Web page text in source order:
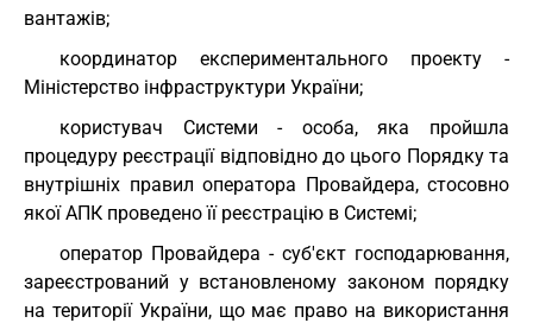
вантажів;
координатор експериментального проекту -
Міністерство інфраструктури України;
користувач Системи - особа, яка пройшла
процедуру реєстрації відповідно до цього Порядку та
внутрішніх правил оператора Провайдера, стосовно
якої АПК проведено її реєстрацію в Системі;
оператор Провайдера - суб'єкт господарювання,
зареєстрований у встановленому законом порядку
на території України, що має право на використання